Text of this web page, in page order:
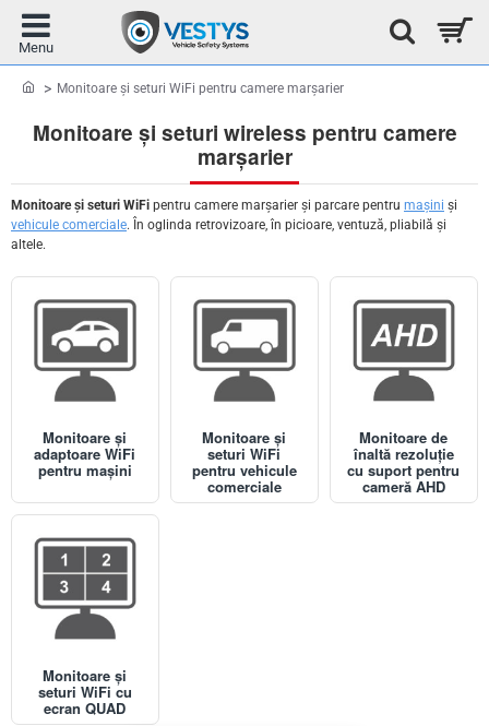
Monitoare și seturi wireless pentru camere
marșarier
homeMonitoare și seturi WiFi pentru camere marșarier
Monitoare și seturi WiFi pentru camere marșarier și parcare pentru mașini și
vehicule comerciale. În oglinda retrovizoare, în picioare, ventuză, pliabilă și
altele.
Monitoare și
adaptoare WiFi
pentru mașini
Monitoare și
seturi WiFi
pentru vehicule
comerciale
Monitoare de
înaltă rezoluție
cu suport pentru
cameră AHD
Monitoare și
seturi WiFi cu
ecran QUAD